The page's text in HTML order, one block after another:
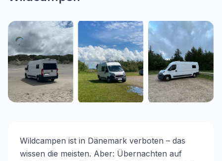
Wildcampen ist in Dänemark verboten – das
wissen die meisten. Aber: Übernachten auf